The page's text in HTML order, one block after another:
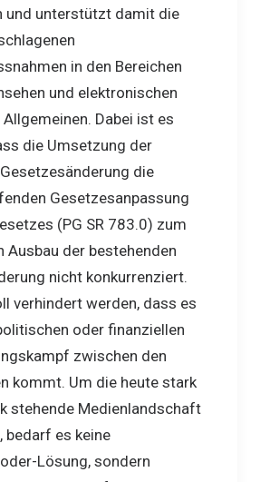
und unterstützt damit die
in den Bereichen
und elektronischen
Dabei ist es
die Umsetzung der
die
Gesetzesanpassung
(PG SR 783.0) zum
Ausbau der bestehenden
nicht konkurrenziert.
verhindert werden, dass es
oder finanziellen
zwischen den
kommt. Um die heute stark
stehende Medienlandschaft
bedarf es keine
Lösung, sondern